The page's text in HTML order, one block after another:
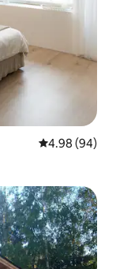
Calificación
4.98 (94)